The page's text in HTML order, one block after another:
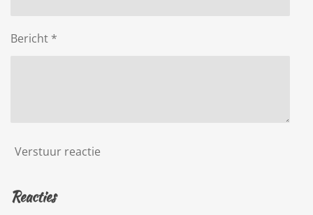
Bericht *
Verstuur reactie
Reacties